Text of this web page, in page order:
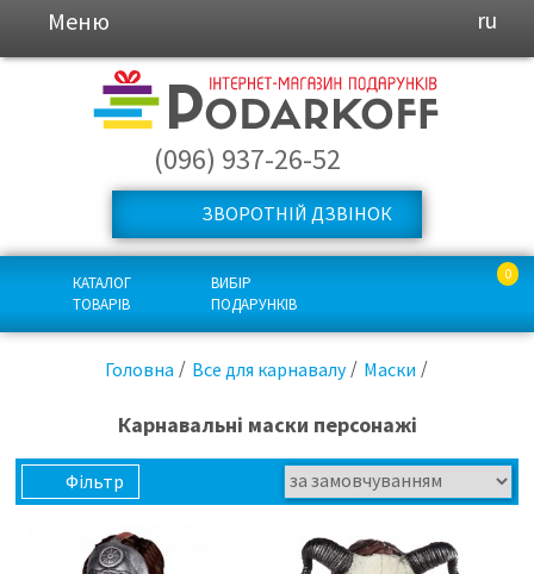
Меню ru
(096) 937-26-52
ЗВОРОТНІЙ ДЗВІНОК
КАТАЛОГ
ТОВАРІВ
ВИБІР
ПОДАРУНКІВ
0
Головна Все для карнавалу Маски
Карнавальні маски персонажі
Фільтр